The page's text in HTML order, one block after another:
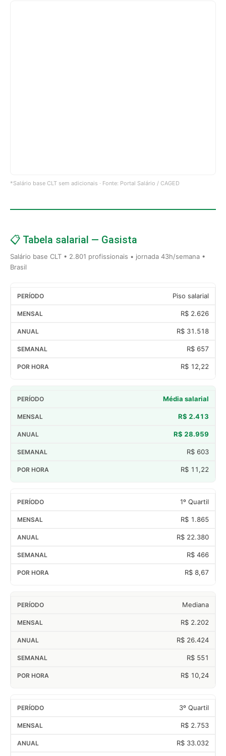
*Salário base CLT sem adicionais · Fonte: Portal Salário / CAGED
📋 Tabela salarial — Gasista
Salário base CLT • 2.801 profissionais • jornada 43h/semana •
Brasil
Piso salarial
R$ 2.626
R$ 31.518
R$ 657
R$ 12,22
Média salarial
R$ 2.413
R$ 28.959
R$ 603
R$ 11,22
1º Quartil
R$ 1.865
R$ 22.380
R$ 466
R$ 8,67
Mediana
R$ 2.202
R$ 26.424
R$ 551
R$ 10,24
3º Quartil
R$ 2.753
R$ 33.032